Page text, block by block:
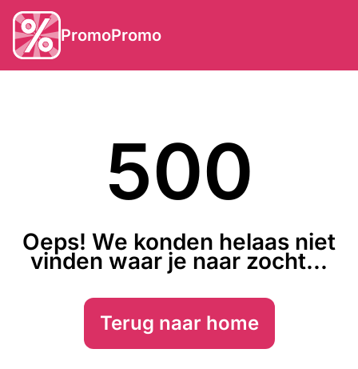
PromoPromo
500
Oeps! We konden helaas niet
vinden waar je naar zocht...
Terug naar home